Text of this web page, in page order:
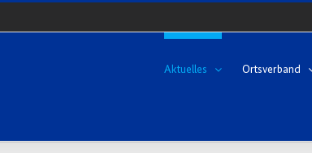
Aktuelles Ortsverband